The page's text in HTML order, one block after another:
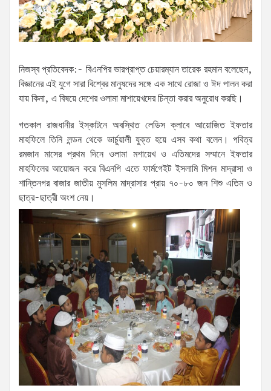
নিজস্ব প্রতিবেদক:- বিএনপির ভারপ্রাপ্ত চেয়ারম্যান তারেক রহমান বলেছেন,
বিজ্ঞানের এই যুগে সারা বিশ্বের মানুষদের সঙ্গে এক সাথে রোজা ও ঈদ পালন করা
যায় কিনা, এ বিষয়ে দেশের ওলামা মাশায়েখদের চিন্তা করার অনুরোধ করছি।
গতকাল রাজধানীর ইস্কাটনে অবস্থিত লেডিস ক্লাবে আয়োজিত ইফতার
মাহফিলে তিনি লন্ডন থেকে ভার্চুয়ালী যুক্ত হয়ে এসব কথা বলেন। পবিত্র
রমজান মাসের প্রথম দিনে ওলামা মশায়েখ ও এতিমদের সম্মানে ইফতার
মাহফিলের আয়োজন করে বিএনপি এতে ফার্মগেইট ইসলামি মিশন মাদ্রাসা ও
শান্তিনগর বাজার জাতীয় মুসলিম মাদ্রাসার প্রায় ৭০-৮০ জন শিশু এতিম ও
ছাত্র-ছাত্রী অংশ নেয়।